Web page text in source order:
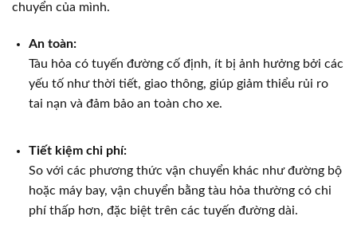
chuyển của mình.
An toàn:
Tàu hỏa có tuyến đường cố định, ít bị ảnh hưởng bởi các
yếu tố như thời tiết, giao thông, giúp giảm thiểu rủi ro
tai nạn và đảm bảo an toàn cho xe.
Tiết kiệm chi phí:
So với các phương thức vận chuyển khác như đường bộ
hoặc máy bay, vận chuyển bằng tàu hỏa thường có chi
phí thấp hơn, đặc biệt trên các tuyến đường dài.